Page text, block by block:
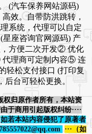
(汽车保养网站源码)
效。自带防洪跳转，
系统，代理可以自定
座咨询官网源码) 产
方便二次开发② 优化
理商可定制内容⑤ 连
轻松支付接口 (打印复
台可轻松更换。
权归原作者所有，本站资
于商用引起版权纠纷····
如若本站内容侵犯了原著者
···（如